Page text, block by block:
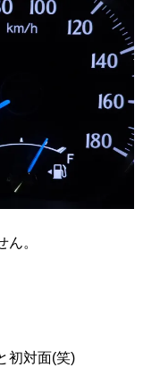
。
初対面(笑)